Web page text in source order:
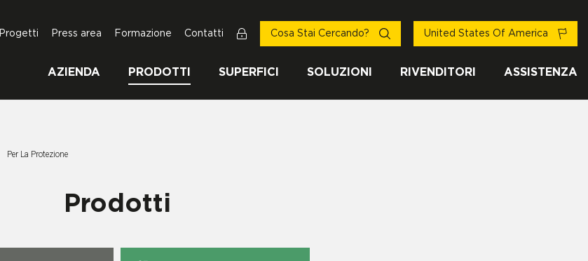
AZIENDA PRODOTTI SUPERFICI SOLUZIONI RIVENDITORI ASSISTENZA
Progetti Press area Formazione Contatti Cosa Stai Cercando? United States Of America
Pagina Corrente:
Per La Protezione
Prodotti